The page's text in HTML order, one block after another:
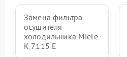
Замена фильтра
осушителя
холодильника Miele
K 7115 E